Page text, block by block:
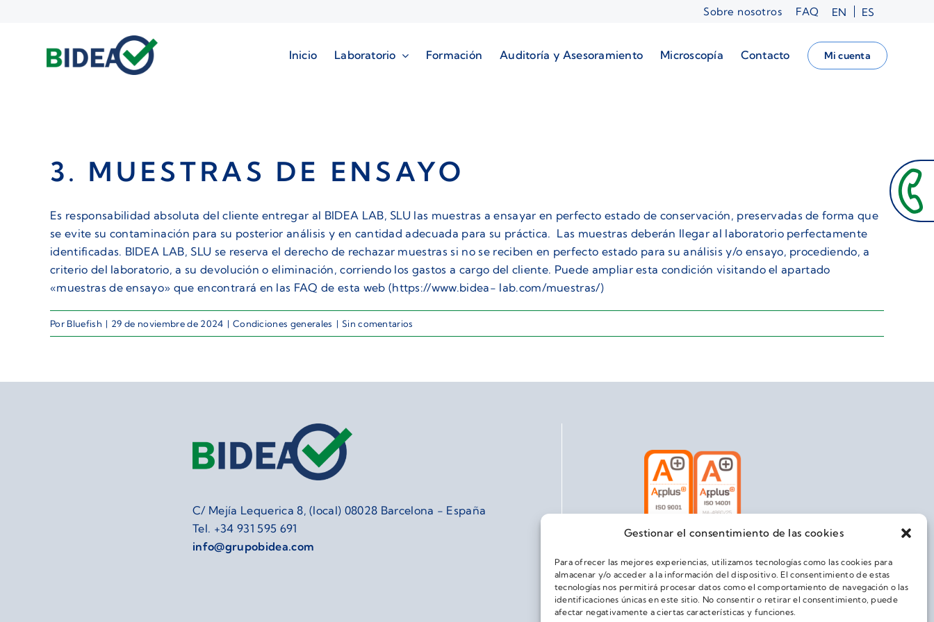
Gestionar el consentimiento de las cookies
Para ofrecer las mejores experiencias, utilizamos tecnologías como las cookies para
almacenar y/o acceder a la información del dispositivo. El consentimiento de estas
tecnologías nos permitirá procesar datos como el comportamiento de navegación o las
identificaciones únicas en este sitio. No consentir o retirar el consentimiento, puede
afectar negativamente a ciertas características y funciones.
contenido
Sobre nosotros FAQ EN ES
Inicio Laboratorio Formación Auditoría y Asesoramiento Microscopía Contacto Mi cuenta
3. MUESTRAS DE ENSAYO
Es responsabilidad absoluta del cliente entregar al BIDEA LAB, SLU las muestras a ensayar en perfecto estado de conservación, preservadas de forma que
se evite su contaminación para su posterior análisis y en cantidad adecuada para su práctica. Las muestras deberán llegar al laboratorio perfectamente
identificadas. BIDEA LAB, SLU se reserva el derecho de rechazar muestras si no se reciben en perfecto estado para su análisis y/o ensayo, procediendo, a
criterio del laboratorio, a su devolución o eliminación, corriendo los gastos a cargo del cliente. Puede ampliar esta condición visitando el apartado
«muestras de ensayo» que encontrará en las FAQ de esta web (https://www.bidea- lab.com/muestras/)
Por Bluefish | 29 de noviembre de 2024 | Condiciones generales | Sin comentarios
C/ Mejía Lequerica 8, (local) 08028 Barcelona - España
Tel. +34 931 595 691
info@grupobidea.com